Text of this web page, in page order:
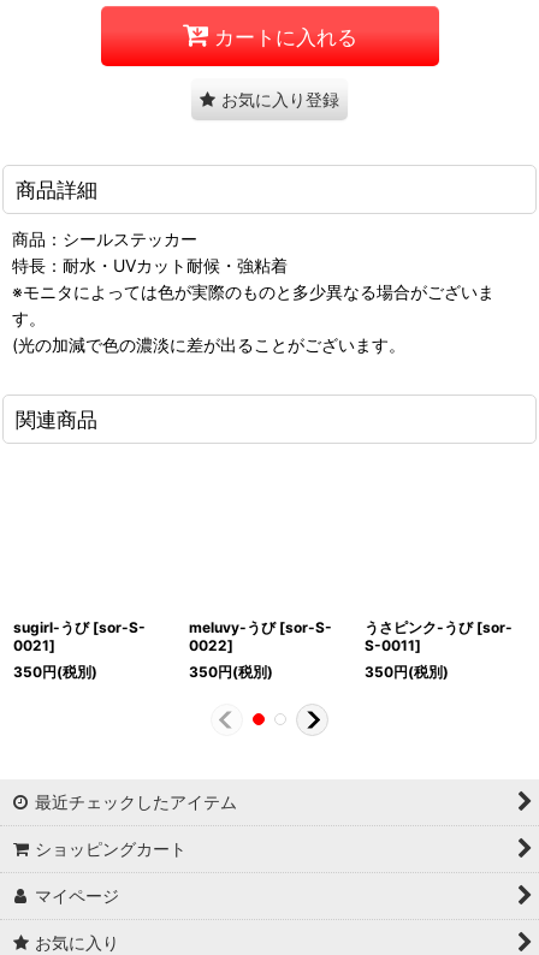
カートに入れる
お気に入り登録
商品詳細
商品：シールステッカー
特長：耐水・UVカット耐候・強粘着
※モニタによっては色が実際のものと多少異なる場合がございま
す。
(光の加減で色の濃淡に差が出ることがございます。
関連商品
sugirl-うび [sor-S-
0021]
350円(税別)
meluvy-うび [sor-S-
0022]
350円(税別)
うさピンク-うび [sor-
S-0011]
350円(税別)
最近チェックしたアイテム
ショッピングカート
マイページ
お気に入り